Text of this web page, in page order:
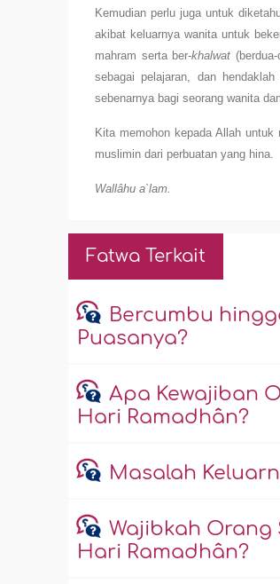
Kemudian perlu juga untuk
akibat keluarnya wanita untuk
mahram serta ber-khalwat
sebagai pelajaran, dan
sebenarnya bagi seorang wanita
Kita memohon kepada Allah
muslimin dari perbuatan yang hina.
Wallâhu a`lam.
Fatwa Terkait
Bercumbu
Puasanya?
Apa Kewajiban
Hari Ramadhân?
Masalah
Wajibkah Orang
Hari Ramadhân?